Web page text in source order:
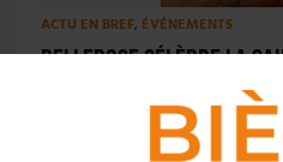
ACTU EN BREF, ÉVÉNEMENTS
Bellerose célèbre la
bars français